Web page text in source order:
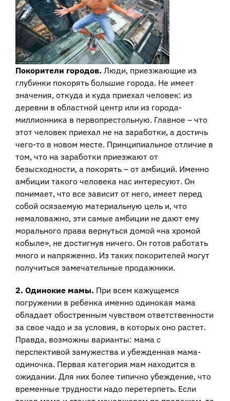
Покорители городов. Люди, приезжающие из
глубинки покорять большие города. Не имеет
значения, откуда и куда приехал человек: из
деревни в областной центр или из города-
миллионника в первопрестольную. Главное – что
этот человек приехал не на заработки, а достичь
чего-то в новом месте. Принципиальное отличие в
том, что на заработки приезжают от
безысходности, а покорять – от амбиций. Именно
амбиции такого человека нас интересуют. Он
понимает, что все зависит от него, имеет перед
собой осязаемую материальную цель и, что
немаловажно, эти самые амбиции не дают ему
морального права вернуться домой «на хромой
кобыле», не достигнув ничего. Он готов работать
много и напряженно. Из таких покорителей могут
получиться замечательные продажники.
2. Одинокие мамы. При всем кажущемся
погружении в ребенка именно одинокая мама
обладает обостренным чувством ответственности
за свое чадо и за условия, в которых оно растет.
Правда, возможны варианты: мама с
перспективой замужества и убежденная мама-
одиночка. Первая категория мам находится в
ожидании. Для них более типично убеждение, что
временные трудности надо перетерпеть. Если